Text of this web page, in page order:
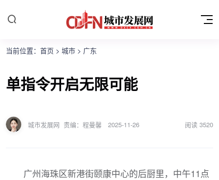
当前位置： 首页 > 城市 > 广东
单指令开启无限可能
城市发展网 责编：程曼馨 2025-11-26 阅读 3520
广州海珠区新港街颐康中心的后厨里，中午11点